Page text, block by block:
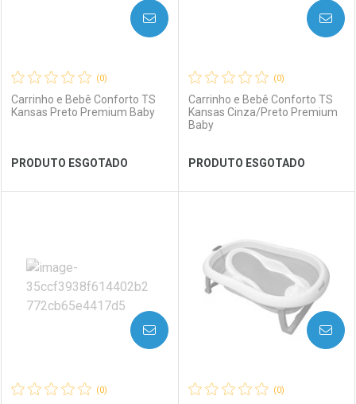
Ver Desconto Convênio Ver Desconto Convênio
(0)
Carrinho e Bebê Conforto TS
Kansas Preto Premium Baby
PRODUTO ESGOTADO
AVISE-ME
Laboratório
Por Menos
(0)
Carrinho e Bebê Conforto TS
Kansas Cinza/Preto Premium
Baby
PRODUTO ESGOTADO
AVISE-ME
Laboratório
Por Menos
(0)
AVISE-ME
(0)
AVISE-ME